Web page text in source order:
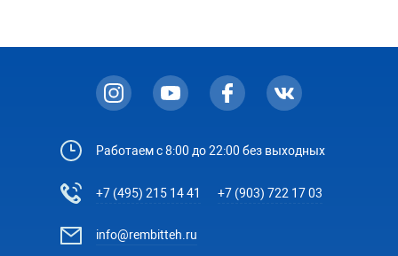
Работаем с 8:00 до 22:00 без выходных
+7 (495) 215 14 41 +7 (903) 722 17 03
info@rembitteh.ru